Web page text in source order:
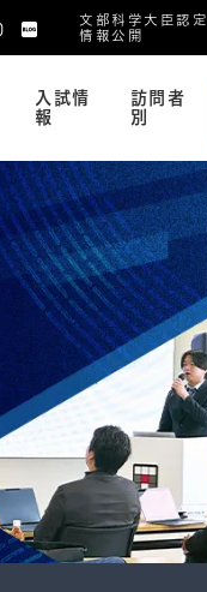
文部科学大臣認定
情報公開
入試情
報
訪問者
別